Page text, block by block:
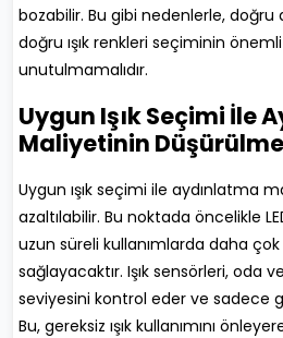
bozabilir. Bu gibi nedenlerle, doğru
doğru ışık renkleri seçiminin
unutulmamalıdır.
Uygun Işık Seçimi İle
Maliyetinin
Uygun ışık seçimi ile aydınlatma
azaltılabilir. Bu noktada öncelikle
uzun süreli kullanımlarda daha
sağlayacaktır. Işık sensörleri, oda
seviyesini kontrol eder ve sadece
Bu, gereksiz ışık kullanımını